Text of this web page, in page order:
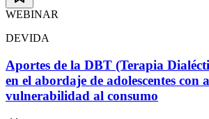
WEBINAR
DEVIDA
Aportes de la DBT (Terapia
en el abordaje de adolescentes con
vulnerabilidad al consumo